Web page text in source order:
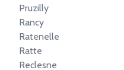
Pruzilly
Rancy
Ratenelle
Ratte
Reclesne